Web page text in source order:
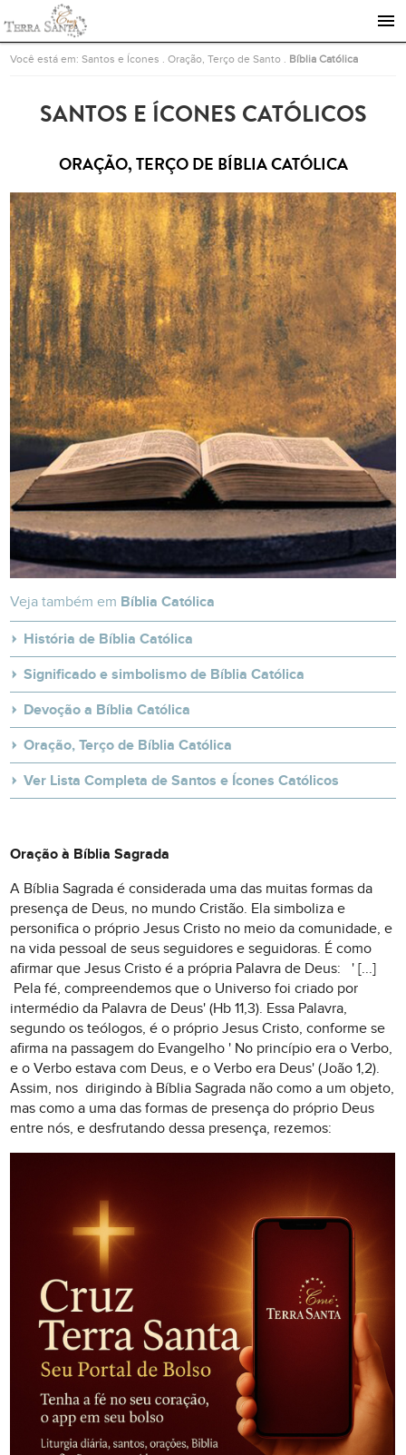
Ir para a página inicial
Você está em:Santos e Ícones .Oração, Terço de Santo Bíblia Católica
SANTOS E ÍCONES CATÓLICOS
ORAÇÃO, TERÇO DE BÍBLIA CATÓLICA
Veja também em Bíblia Católica
História de Bíblia Católica
Significado e simbolismo de Bíblia Católica
Devoção a Bíblia Católica
Oração, Terço de Bíblia Católica
Ver Lista Completa de Santos e Ícones Católicos
Oração à Bíblia Sagrada
A Bíblia Sagrada é considerada uma das muitas formas da
presença de Deus, no mundo Cristão. Ela simboliza e
personifica o próprio Jesus Cristo no meio da comunidade, e
na vida pessoal de seus seguidores e seguidoras. É como
afirmar que Jesus Cristo é a própria Palavra de Deus: ' [...]
Pela fé, compreendemos que o Universo foi criado por
intermédio da Palavra de Deus' (Hb 11,3). Essa Palavra,
segundo os teólogos, é o próprio Jesus Cristo, conforme se
afirma na passagem do Evangelho ' No princípio era o Verbo,
e o Verbo estava com Deus, e o Verbo era Deus' (João 1,2).
Assim, nos dirigindo à Bíblia Sagrada não como a um objeto,
mas como a uma das formas de presença do próprio Deus
entre nós, e desfrutando dessa presença, rezemos: